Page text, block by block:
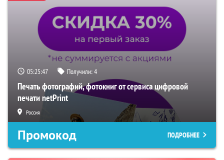
05:25:46 Получили:4
Печать фотографий, фотокниг от сервиса цифровой
печати netPrint
Россия
Промокод ПОДРОБНЕЕ